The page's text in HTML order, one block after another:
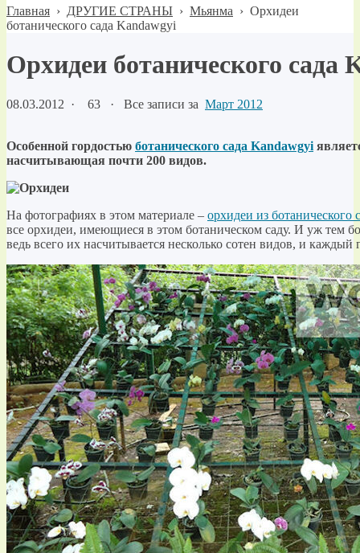
Главная › ДРУГИЕ СТРАНЫ › Мьянма › Орхидеи
ботанического сада Kandawgyi
Орхидеи ботанического сада
08.03.2012 · 63 · Все записи за Март 2012
Особенной гордостью ботанического сада Kandawgyi
насчитывающая почти 200 видов.
На фотографиях в этом материале – орхидеи из ботанического
все орхидеи, имеющиеся в этом ботаническом саду. И уж тем
ведь всего их насчитывается несколько сотен видов, и